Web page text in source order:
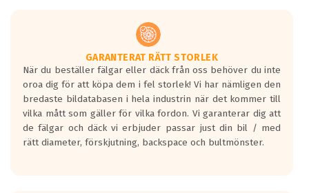
Vid körning i över 50km/h brukar
rullmotståndets ljud överträffa
motorljudet.
På däckmärkningen kommer det finnas
en symbol av ett däck med vågar. Hög
bullernivå markeras med svarta vågor
medans de vita vågorna påvisar om det är
ett tyst däck.
GARANTERAT RÄTT STORLEK
När du beställer fälgar eller däck från oss behöver du inte
oroa dig för att köpa dem i fel storlek! Vi har nämligen den
bredaste bildatabasen i hela industrin när det kommer till
vilka mått som gäller för vilka fordon. Vi garanterar dig att
de fälgar och däck vi erbjuder passar just din bil / med
rätt diameter, förskjutning, backspace och bultmönster.